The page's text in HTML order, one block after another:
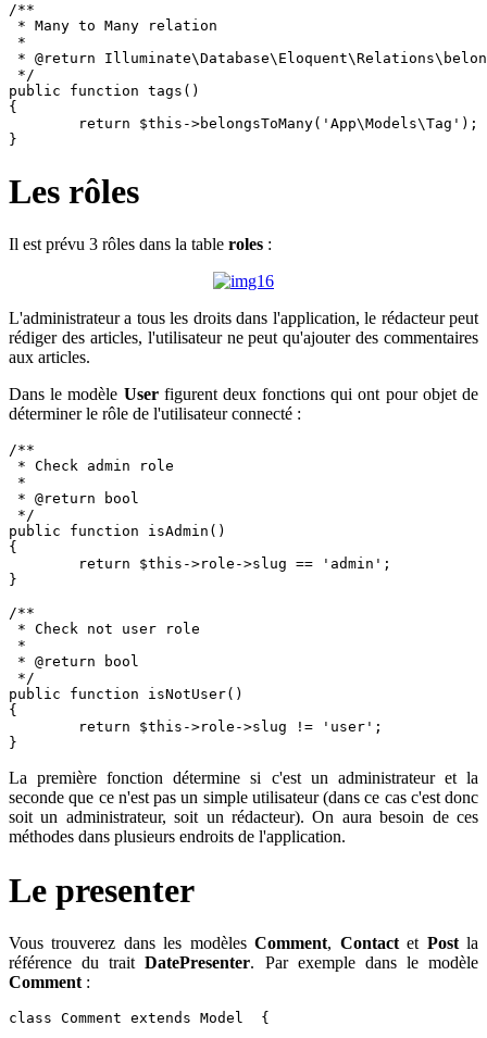
/**
* Many to Many relation
*
* @return
*/
public function tags()
{
}
Les rôles
Il est prévu 3 rôles dans la table roles :
L'administrateur a tous les droits dans l'application, le rédacteur peut
rédiger des articles, l'utilisateur ne peut qu'ajouter des commentaires
aux articles.
Dans le modèle Userfigurent deux fonctions qui ont pour objet de
déterminer le rôle de l'utilisateur connecté :
/**
* Check admin role
*
* @return bool
*/
public function isAdmin()
{
}
/**
* Check not user role
*
* @return bool
*/
public function isNotUser()
{
}
La première fonction détermine si c'est un administrateur et la
seconde que ce n'est pas un simple utilisateur (dans ce cas c'est donc
soit un administrateur, soit un rédacteur). On aura besoin de ces
méthodes dans plusieurs endroits de l'application.
Le presenter
Vous trouverez dans les modèlesComment, Contactet Postla
référence du traitDatePresenter. Par exemple dans le modèle
Comment :
class Comment extends Model  {